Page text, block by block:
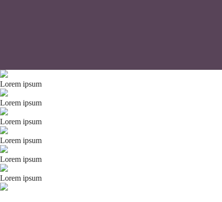
Lorem ipsum
Lorem ipsum
Lorem ipsum
Lorem ipsum
Lorem ipsum
Lorem ipsum